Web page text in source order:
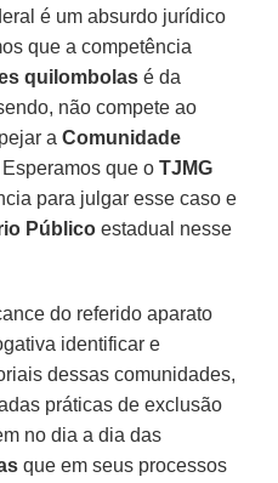
é um absurdo jurídico
que a competência
quilombolas é da
não compete ao
aComunidade
Esperamos que oTJMG
para julgar esse caso e
Público estadual nesse
do referido aparato
identificar e
dessas comunidades,
práticas de exclusão
no dia a dia das
que em seus processos